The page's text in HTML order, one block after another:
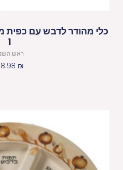
כלי מהודר לדבש עם כפית
1
ראש
₪